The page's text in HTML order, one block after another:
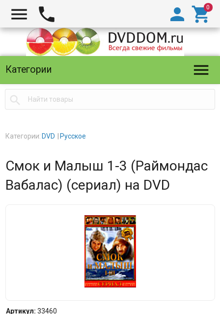
  

Категории 

Категории: DVD Русское
Смок и Малыш 1-3 (Раймондас
Вабалас) (сериал) на DVD
Артикул: 33460